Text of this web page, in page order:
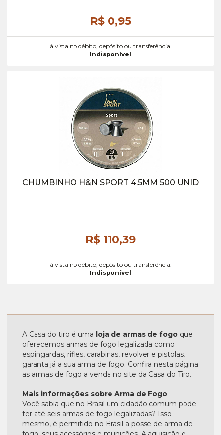
R$ 0,95
à vista no débito, depósito ou transferência.
Indisponível
CHUMBINHO H&N SPORT 4.5MM 500 UNID
R$ 110,39
à vista no débito, depósito ou transferência.
Indisponível
A Casa do tiro é uma loja de armas de fogo que
oferecemos armas de fogo legalizada como
espingardas, rifles, carabinas, revolver e pistolas,
garanta já a sua arma de fogo. Confira nesta página
as armas de fogo a venda no site da Casa do Tiro.
Mais informações sobre Arma de Fogo
Você sabia que no Brasil um cidadão comum pode
ter até seis armas de fogo legalizadas? Isso
mesmo, é permitido no Brasil a posse de arma de